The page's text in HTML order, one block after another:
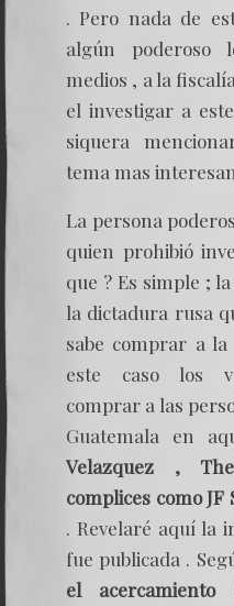
. Pero nada de
algún poderoso
medios , a la
el investigar a
siquera
tema mas
La persona
quien prohibió
que ? Es simple ;
la dictadura rusa
sabe comprar a
este caso los
comprar a las
Guatemala en
Velazquez ,
complices como
. Revelaré aquí la
fue publicada .
el acercamiento